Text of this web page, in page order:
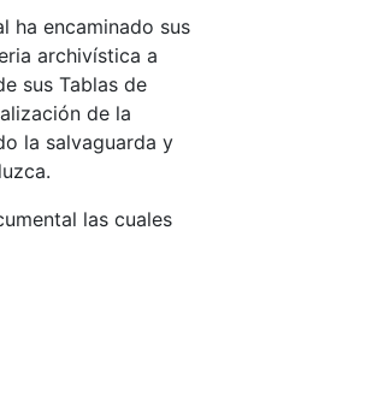
ha encaminado sus
archivística a
sus Tablas de
de la
la salvaguarda y
las cuales